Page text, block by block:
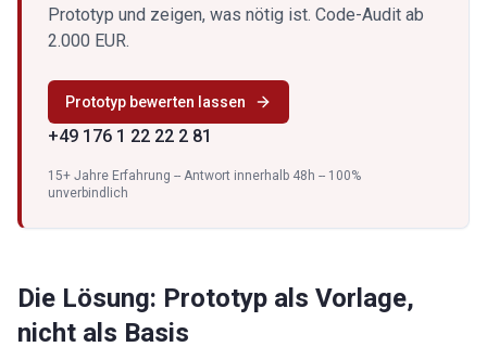
Prototyp und zeigen, was nötig ist. Code-Audit ab
2.000 EUR.
Prototyp bewerten lassen
+49 176 1 22 22 2 81
15+ Jahre Erfahrung -- Antwort innerhalb 48h -- 100%
unverbindlich
Die Lösung: Prototyp als Vorlage,
nicht als Basis